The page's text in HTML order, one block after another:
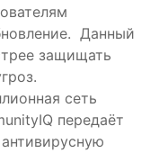
Данный
защищать
сеть
передаёт